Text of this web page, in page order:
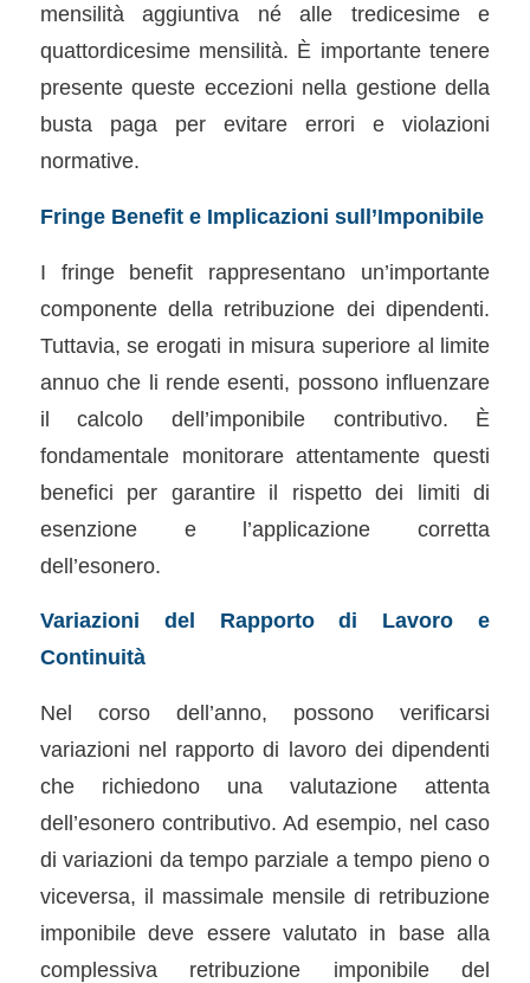
mensilità aggiuntiva né alle tredicesime e
quattordicesime mensilità. È importante tenere
presente queste eccezioni nella gestione della
busta paga per evitare errori e violazioni
normative.
Fringe Benefit e Implicazioni sull’Imponibile
I fringe benefit rappresentano un’importante
componente della retribuzione dei dipendenti.
Tuttavia, se erogati in misura superiore al limite
annuo che li rende esenti, possono influenzare
il calcolo dell’imponibile contributivo. È
fondamentale monitorare attentamente questi
benefici per garantire il rispetto dei limiti di
esenzione e l’applicazione corretta
dell’esonero.
Variazioni del Rapporto di Lavoro e
Continuità
Nel corso dell’anno, possono verificarsi
variazioni nel rapporto di lavoro dei dipendenti
che richiedono una valutazione attenta
dell’esonero contributivo. Ad esempio, nel caso
di variazioni da tempo parziale a tempo pieno o
viceversa, il massimale mensile di retribuzione
imponibile deve essere valutato in base alla
complessiva retribuzione imponibile del